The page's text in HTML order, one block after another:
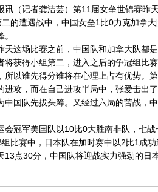
（记者龚洁芸）第11届女垒世锦赛昨
的遭遇战中，中国女垒1比0力克加拿
这场比赛之前，中国队和加拿大队都是
将获得小组第二，进入之后的争冠组比
所以谁先得分谁将在心理上占有优势。
进攻，而在自己进攻半局中，张爱击出
中国队先拔头筹。又经过六局的苦战，
冠军美国队以10比0大胜南非队，七战
赛中，日本队在加时赛中以2比1成功
点30分，中国队将迎战实力强劲的日